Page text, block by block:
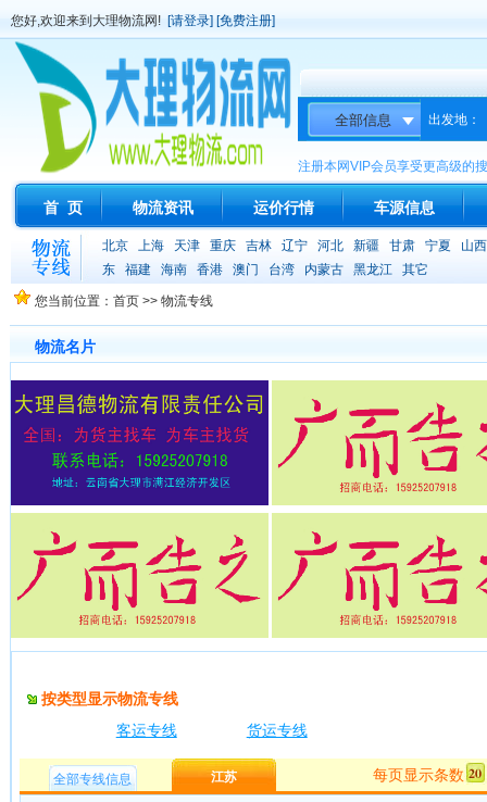
您好,欢迎来到大理物流网! [请登录] [免费注册]
出发地：
注册本网VIP会员享受更高级的
首 页 物流资讯 运价行情 车源信息
北京 上海 天津 重庆 吉林 辽宁 河北 新疆 甘肃 宁夏
山西
东
福建 海南 香港 澳门 台湾 内蒙古 黑龙江 其它
您当前位置：首页 >> 物流专线
物流名片
按类型显示物流专线
客运专线
货运专线
全部专线信息 江苏 每页显示条数